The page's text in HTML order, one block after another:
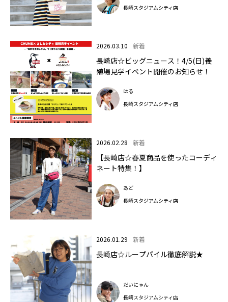
長崎スタジアムシティ店
2026.03.10 新着
長崎店☆ビッグニュース！4/5(日)養
殖場見学イベント開催のお知らせ！
はる
長崎スタジアムシティ店
2026.02.28 新着
【長崎店☆春夏商品を使ったコーディ
ネート特集！】
あど
長崎スタジアムシティ店
2026.01.29 新着
長崎店☆ループパイル徹底解説★
だいにゃん
長崎スタジアムシティ店